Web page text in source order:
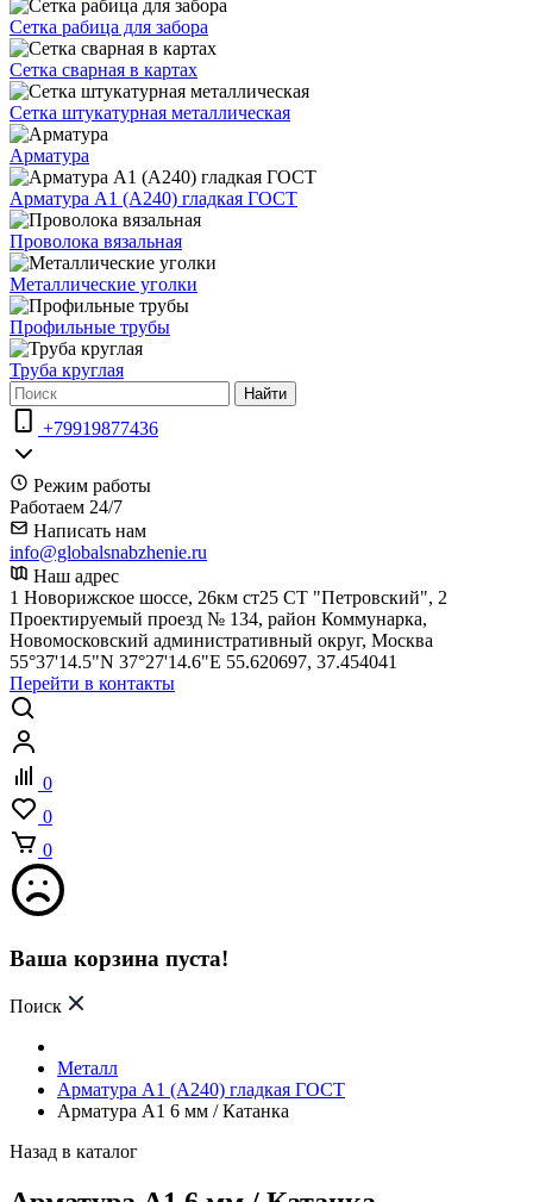
Сетка рабица для забора
Сетка сварная в картах
Сетка штукатурная металлическая
Арматура
Арматура А1 (А240) гладкая ГОСТ
Проволока вязальная
Металлические уголки
Профильные трубы
Труба круглая
Найти
+79919877436
Режим работы
Работаем 24/7
Написать нам
info@globalsnabzhenie.ru
Наш адрес
1 Новорижское шоссе, 26км ст25 СТ "Петровский", 2
Проектируемый проезд № 134, район Коммунарка,
Новомосковский административный округ, Москва
55°37'14.5"N 37°27'14.6"E 55.620697, 37.454041
Перейти в контакты
0
0
0
Ваша корзина пуста!
Поиск
Металл
Арматура А1 (А240) гладкая ГОСТ
Арматура А1 6 мм / Катанка
Назад в каталог